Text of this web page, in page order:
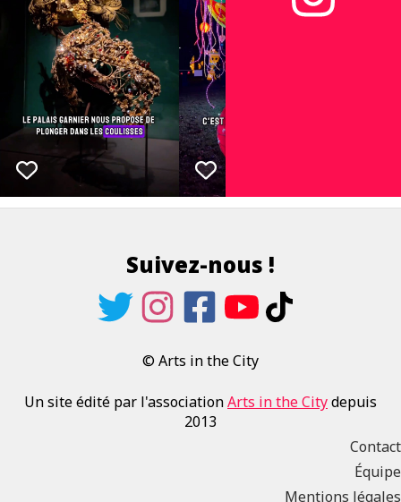
Suivez-nous !
© Arts in the City
Un site édité par l'associationArts in the Citydepuis
2013
Contact
Équipe
Mentions légales